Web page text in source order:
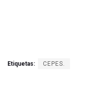
Etiquetas: CEPES.